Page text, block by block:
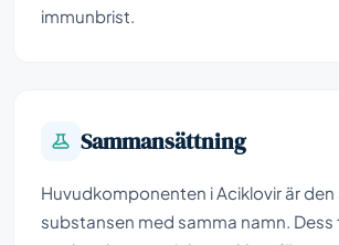
immunbrist.
Sammansättning
Huvudkomponenten i Aciklovir är den
substansen med samma namn.